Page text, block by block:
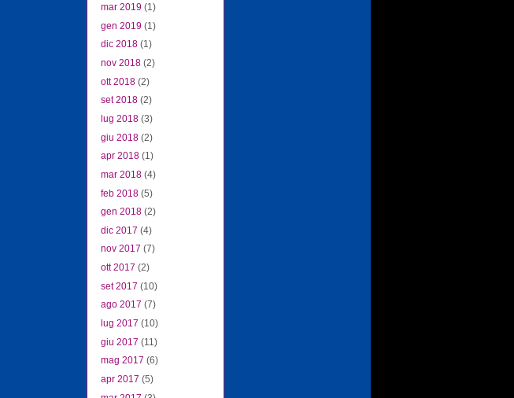
mar 2019 (1)
gen 2019 (1)
dic 2018 (1)
nov 2018 (2)
ott 2018 (2)
set 2018 (2)
lug 2018 (3)
giu 2018 (2)
apr 2018 (1)
mar 2018 (4)
feb 2018 (5)
gen 2018 (2)
dic 2017 (4)
nov 2017 (7)
ott 2017 (2)
set 2017 (10)
ago 2017 (7)
lug 2017 (10)
giu 2017 (11)
mag 2017 (6)
apr 2017 (5)